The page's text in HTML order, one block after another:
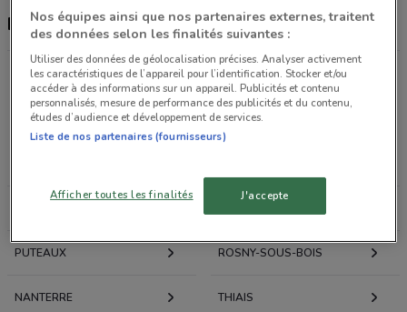
Feu Vert, promotions et magasins
Promotions des catalogues et prospectus par ville
dans les environs
PUTEAUX ROSNY-SOUS-BOIS
NANTERRE THIAIS
Nos équipes ainsi que nos partenaires externes, traitent
des données selon les finalités suivantes :
Utiliser des données de géolocalisation précises. Analyser activement
les caractéristiques de l’appareil pour l’identification. Stocker et/ou
accéder à des informations sur un appareil. Publicités et contenu
personnalisés, mesure de performance des publicités et du contenu,
études d’audience et développement de services.
Liste de nos partenaires (fournisseurs)
Afficher toutes les finalités J'accepte